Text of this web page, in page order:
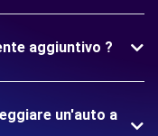
aggiuntivo ?
un'auto a